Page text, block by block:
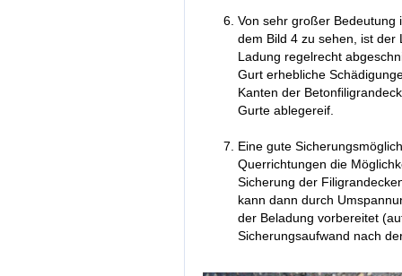
Von sehr großer Bedeutung
dem Bild 4 zu sehen, ist der
Ladung regelrecht
Gurt erhebliche
Kanten der
Gurte ablegereif.
Eine gute
Querrichtungen die
Sicherung der
kann dann durch
der Beladung vorbereitet
Sicherungsaufwand nach